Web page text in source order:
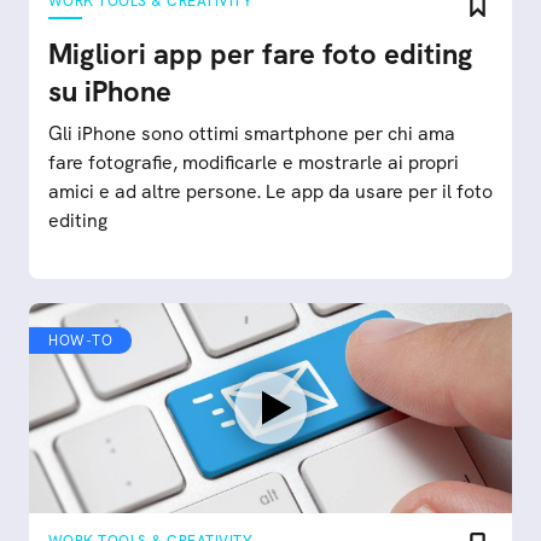
Migliori app per fare foto editing
su iPhone
Gli iPhone sono ottimi smartphone per chi ama
fare fotografie, modificarle e mostrarle ai propri
amici e ad altre persone. Le app da usare per il foto
editing
HOW-TO